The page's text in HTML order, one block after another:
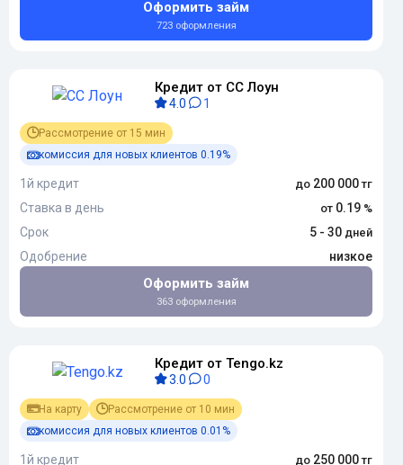
Оформить займ
723 оформления
Кредит от СС Лоун
4.0 1
Рассмотрение от 15 мин
комиссия для новых клиентов 0.19%
1й кредит
200 000
Ставка в день
0.19
Срок
5 - 30
Одобрение
низкое
Оформить займ
363 оформления
Кредит от Tengo.kz
3.0 0
На карту
Рассмотрение от 10 мин
комиссия для новых клиентов 0.01%
1й кредит
250 000